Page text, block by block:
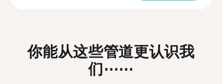
你能从这些管道更认识我
们⋯⋯